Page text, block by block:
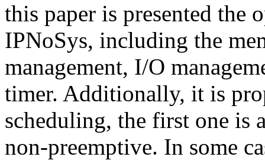
this paper is presented the
IPNoSys, including the
management, I/O
timer. Additionally, it is
scheduling, the first one is
non-preemptive. In some